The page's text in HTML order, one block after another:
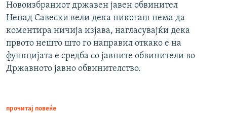
Новоизбраниот државен јавен обвинител
Ненад Савески вели дека никогаш нема да
коментира ничија изјава, нагласувајќи дека
првото нешто што го направил откако е на
функцијата е средба со јавните обвинители во
Државното јавно обвинителство.
прочитај повеќе